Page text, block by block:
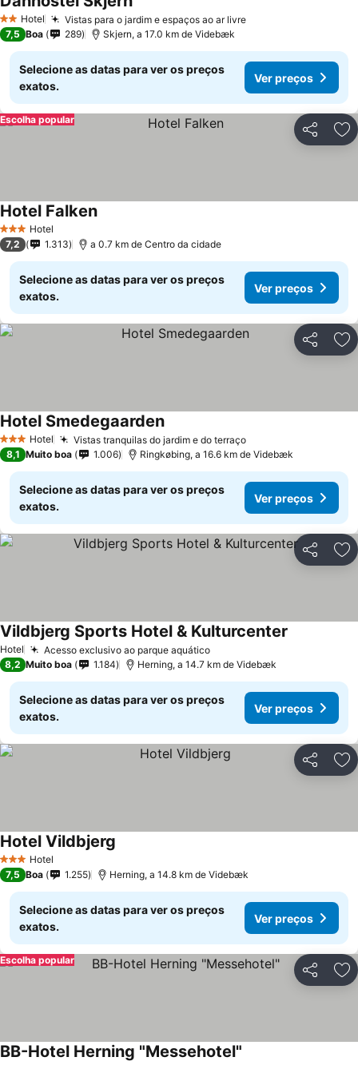
2 Estrelas
Hotel Vistas para o jardim e espaços ao ar livre
7,5 Boa 289 Skjern, a 17.0 km de Videbæk
Selecione as datas para ver os preços
exatos.
Ver preços
Partilhar
Escolha popular
3 EstrelasHotel
Hotel Falken
7,2 1.313 a 0.7 km de Centro da cidade
Selecione as datas para ver os preços
exatos.
Ver preços
Partilhar
3 EstrelasHotel Vistas tranquilas do jardim e do terraço
Hotel Smedegaarden
8,1 Muito boa 1.006 Ringkøbing, a 16.6 km de Videbæk
Selecione as datas para ver os preços
exatos.
Ver preços
Partilhar
Hotel Acesso exclusivo ao parque aquático
Vildbjerg Sports Hotel & Kulturcenter
8,2 Muito boa 1.184 Herning, a 14.7 km de Videbæk
Selecione as datas para ver os preços
exatos.
Ver preços
Partilhar
3 EstrelasHotel
Hotel Vildbjerg
7,5 Boa 1.255 Herning, a 14.8 km de Videbæk
Selecione as datas para ver os preços
exatos.
Ver preços
Partilhar
Escolha popular
BB-Hotel Herning "Messehotel"